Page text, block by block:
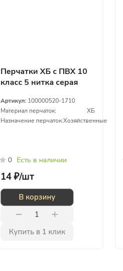
Перчатки ХБ с ПВХ 10
класс 5 нитка серая
Артикул: 100000520-1710
Материал перчаток:
ХБ
Назначение перчаток:Хозяйственные
0 Есть в наличии
14 ₽/шт
В корзину
Купить в 1 клик